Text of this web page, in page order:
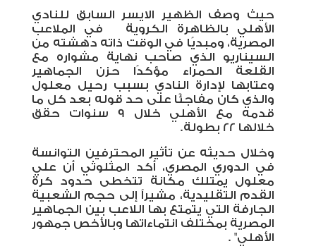
حيث وصف الظهير الايسر السابق للنادي
الأهلي بالظاهرة الكروية
في الملاعب
المصرية، ومبديًا في الوقت ذاته دهشته من
السيناريو الذي صاحب نهاية مشواره مع
القلعة الحمراء مؤكدًا حزن الجماهير
وعتابها لإدارة النادي بسبب رحيل معلول
والذي كان مفاجئًا على حد قوله بعد كل ما
قدمه مع الأهلي خلال 9 سنوات حقق
خلالها 22 بطولة.
وخلال حديثه عن تأثير المحترفين التوانسة
في الدوري المصري، أكد المثلوثي أن علي
معلول يمتلك مكانة تتخطى حدود كرة
القدم التقليدية، مشيراً إلى حجم الشعبية
الجارفة التي يتمتع بها اللاعب بين الجماهير
المصرية بمختلف انتماءاتها وبالأخص جمهور
الأهلي. "